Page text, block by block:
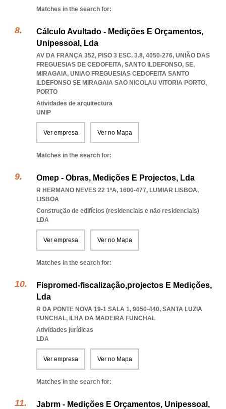
Matches in the search for:
Cálculo Avultado - Medições E Orçamentos,
Unipessoal, Lda
AV DA FRANÇA 352, PISO 3 ESC. 3.8, 4050-276, UNIÃO DAS
FREGUESIAS DE CEDOFEITA, SANTO ILDEFONSO, SE,
MIRAGAIA, UNIAO FREGUESIAS CEDOFEITA SANTO
ILDEFONSO SE MIRAGAIA SAO NICOLAU VITORIA PORTO,
PORTO
Atividades de arquitectura
UNIP
Ver empresa Ver no Mapa
Matches in the search for:
Omep - Obras, Medições E Projectos, Lda
R HERMANO NEVES 22 1ºA, 1600-477, LUMIAR LISBOA,
LISBOA
Construção de edifícios (residenciais e não residenciais)
LDA
Ver empresa Ver no Mapa
Matches in the search for:
Fispromed-fiscalização,projectos E Medições,
Lda
R DA PONTE NOVA 19-1 SALA 1, 9050-440, SANTA LUZIA
FUNCHAL, ILHA DA MADEIRA FUNCHAL
Atividades jurídicas
LDA
Ver empresa Ver no Mapa
Matches in the search for:
Jabrm - Medições E Orçamentos, Unipessoal,